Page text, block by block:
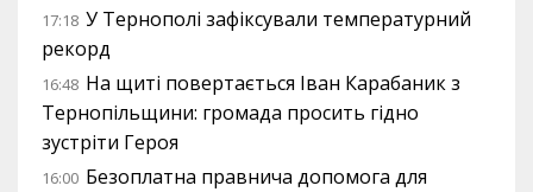
17:18 У Тернополі зафіксували температурний
рекорд
16:48 На щиті повертається Іван Карабаник з
Тернопільщини: громада просить гідно
зустріти Героя
16:00 Безоплатна правнича допомога для